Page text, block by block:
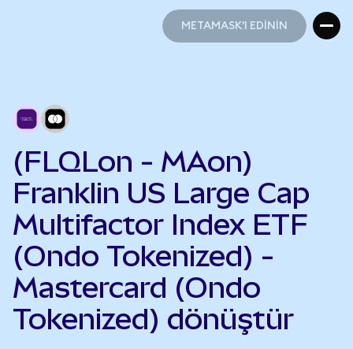
METAMASK'I EDİNİN
(FLQLon - MAon)
Franklin US Large Cap
Multifactor Index ETF
(Ondo Tokenized) -
Mastercard (Ondo
Tokenized) dönüştür